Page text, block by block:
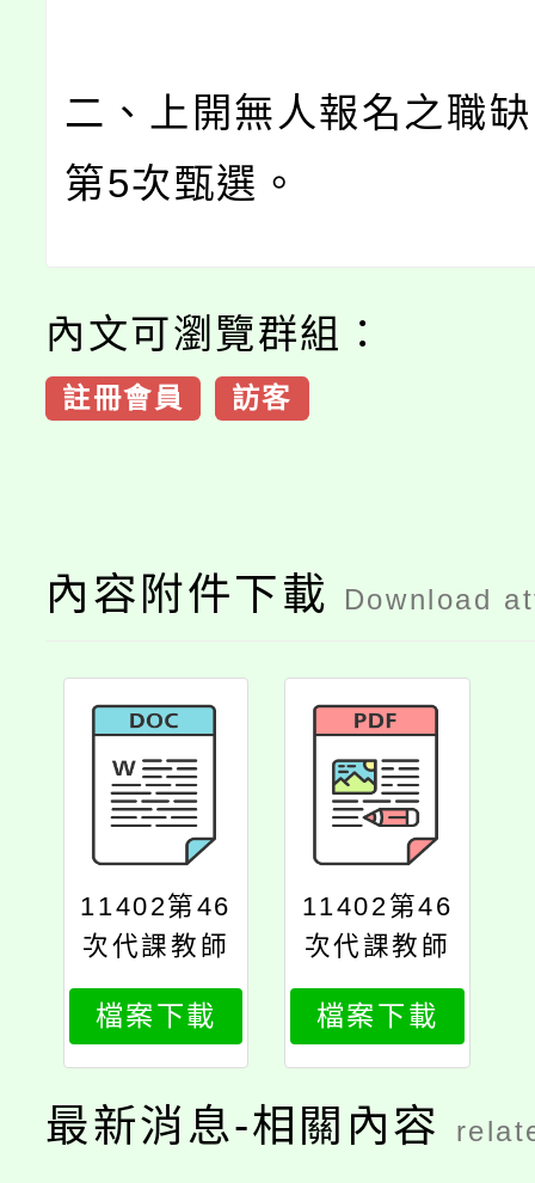
二、上開無人報名之職
第5次甄選。
內文可瀏覽群組：
註冊會員 訪客
內容附件下載 Download
11402第46
次代課教師
甄選簡章公
告版
檔案下載
11402第46
次代課教師
甄選簡章公
告版
檔案下載
最新消息-相關內容